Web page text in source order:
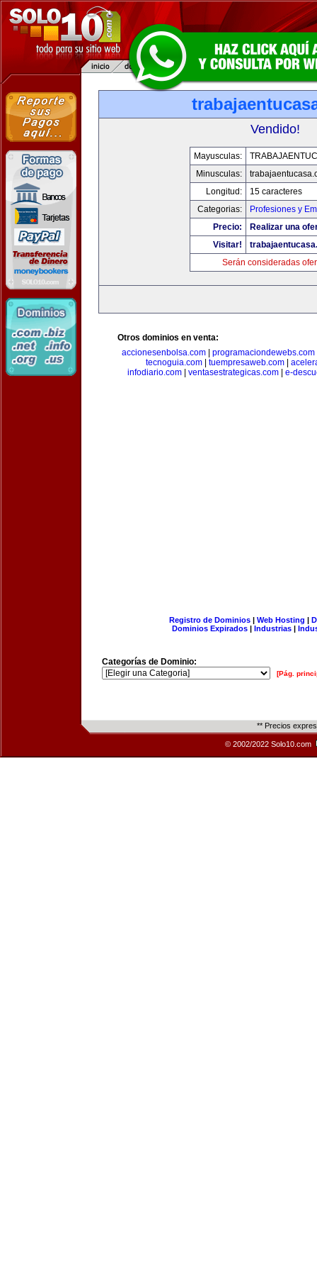
Vendido!
Mayusculas:
Minusculas:
Longitud:
15 caracteres
Categorias:
Profesiones y
Precio:
Realizar una
Visitar!
Serán consideradas
Otros dominios en venta:
accionesenbolsa.com| programaciondewebs.com
tecnoguia.com| tuempresaweb.com|
infodiario.com| ventasestrategicas.com| e-
Registro de Dominios| Web Hosting |
Dominios Expirados | Industrias |
Categorías de Dominio:
[Pág.
** Precios
© 2002/2022 Solo10.com